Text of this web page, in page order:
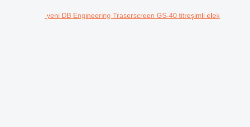
yeni DB Engineering Traserscreen GS-40 titreşimli elek